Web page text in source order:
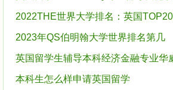
2022THE世界大学排名：英国
2023年QS伯明翰大学世界排名第几
英国留学生辅导本科经济金融专业华
本科生怎么样申请英国留学